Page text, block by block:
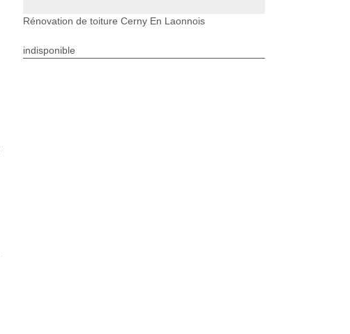
Rénovation de toiture Cerny En Laonnois
indisponible